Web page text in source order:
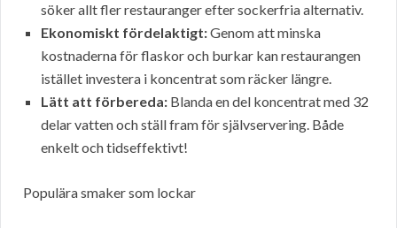
söker allt fler restauranger efter sockerfria alternativ.
Ekonomiskt fördelaktigt:Genom att minska
kostnaderna för flaskor och burkar kan restaurangen
istället investera i koncentrat som räcker längre.
Lätt att förbereda: Blanda en del koncentrat med 32
delar vatten och ställ fram för självservering. Både
enkelt och tidseffektivt!
Populära smaker som lockar